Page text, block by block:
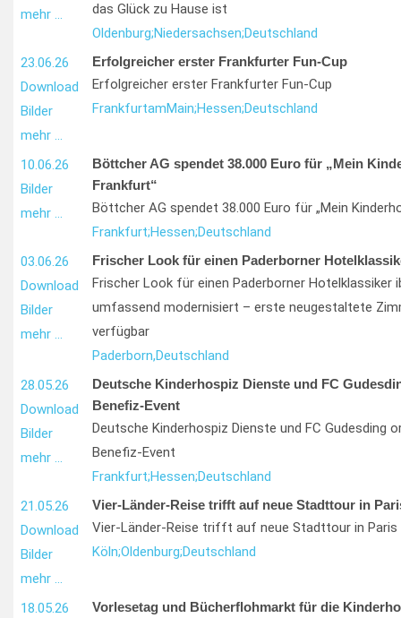
mehr …
das Glück zu Hause ist
Oldenburg;Niedersachsen;Deutschland
23.06.26
Download
Bilder
mehr …
Erfolgreicher erster Frankfurter Fun-Cup
Erfolgreicher erster Frankfurter Fun-Cup
FrankfurtamMain;Hessen;Deutschland
10.06.26
Bilder
mehr …
Böttcher AG spendet 38.000 Euro für „Mein
Frankfurt“
Böttcher AG spendet 38.000 Euro für „Mein
Frankfurt;Hessen;Deutschland
03.06.26
Download
Bilder
mehr …
Frischer Look für einen Paderborner
Frischer Look für einen Paderborner Hotelklassiker
umfassend modernisiert – erste neugestaltete
verfügbar
Paderborn,Deutschland
28.05.26
Download
Bilder
mehr …
Deutsche Kinderhospiz Dienste und FC
Benefiz-Event
Deutsche Kinderhospiz Dienste und FC Gudesding
Benefiz-Event
Frankfurt;Hessen;Deutschland
21.05.26
Download
Bilder
mehr …
Vier-Länder-Reise trifft auf neue Stadttour in
Vier-Länder-Reise trifft auf neue Stadttour in Paris
Köln;Oldenburg;Deutschland
18.05.26
Vorlesetag und Bücherflohmarkt für die